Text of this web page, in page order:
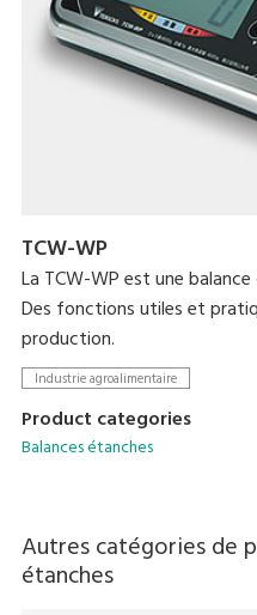
TCW-WP
La TCW-WP est une
Des fonctions utiles et
production.
Industrie agroalimentaire
Product categories
Balances étanches
Autres catégories de
étanches